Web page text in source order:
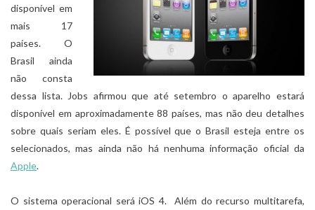
disponível em
mais 17
países. O
Brasil ainda
não consta
dessa lista. Jobs afirmou que até setembro o aparelho estará
disponível em aproximadamente 88 países, mas não deu detalhes
sobre quais seriam eles. É possível que o Brasil esteja entre os
selecionados, mas ainda não há nenhuma informação oficial da
Apple.
O sistema operacional será iOS 4. Além do recurso multitarefa,